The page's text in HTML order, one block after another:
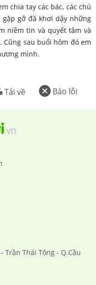
chia tay các bác, các chú
gỡ đã khơi dậy những
niềm tin và quyết tâm và
sau buổi hôm đó em
mình.
Báo lỗi
Tải về
Trần Thái Tông - Q.Cầu